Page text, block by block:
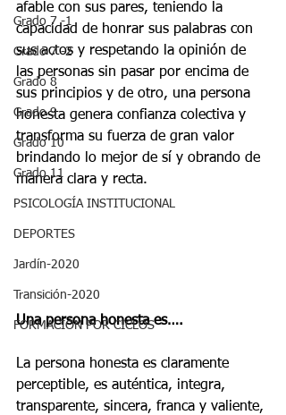
Grado 7 -1
Grado 7 -2
Grado 8
Grado 9
Grado 10
Grado 11
PSICOLOGÍA INSTITUCIONAL
DEPORTES
Jardín-2020
Transición-2020
FORMACIÓN POR CICLOS
afable con sus pares, teniendo la
capacidad de honrar sus palabras con
sus actos y respetando la opinión de
las personas sin pasar por encima de
sus principios y de otro, una persona
honesta genera confianza colectiva y
transforma su fuerza de gran valor
brindando lo mejor de sí y obrando de
manera clara y recta.
Una persona honesta es….
La persona honesta es claramente
perceptible, es auténtica, integra,
transparente, sincera, franca y valiente,